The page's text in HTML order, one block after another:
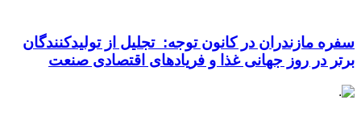
سفره مازندران در کانون توجه: تجلیل از تولیدکنندگان
برتر در روز جهانی غذا و فریادهای اقتصادی صنعت